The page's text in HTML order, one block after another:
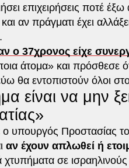
επιχειρήσεις ποτέ
αν πράγματι έχει
ο 37χρονος είχε
άτομα» και πρόσθεσε
θα εντοπιστούν όλοι
είναι να μην
υπουργός Προστασίας
αν έχουν απλωθεί ή
χτυπήματα σε